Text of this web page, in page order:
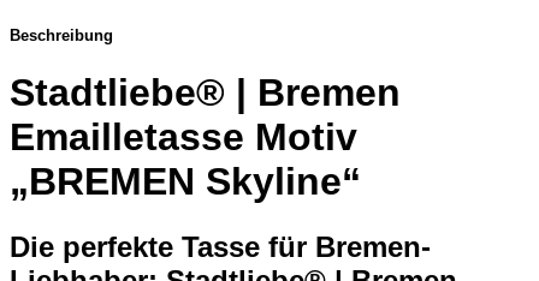
Beschreibung
Stadtliebe® | Bremen
Emailletasse Motiv
„BREMEN Skyline“
Die perfekte Tasse für Bremen-